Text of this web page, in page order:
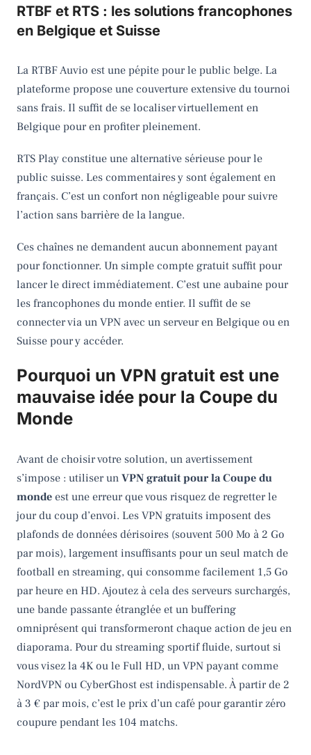
RTBF et RTS : les solutions francophones
en Belgique et Suisse
La RTBF Auvio est une pépite pour le public belge. La
plateforme propose une couverture extensive du tournoi
sans frais. Il suffit de se localiser virtuellement en
Belgique pour en profiter pleinement.
RTS Play constitue une alternative sérieuse pour le
public suisse. Les commentaires y sont également en
français. C’est un confort non négligeable pour suivre
l’action sans barrière de la langue.
Ces chaînes ne demandent aucun abonnement payant
pour fonctionner. Un simple compte gratuit suffit pour
lancer le direct immédiatement. C’est une aubaine pour
les francophones du monde entier. Il suffit de se
connecter via un VPN avec un serveur en Belgique ou en
Suisse pour y accéder.
Pourquoi un VPN gratuit est une
mauvaise idée pour la Coupe du
Monde
Avant de choisir votre solution, un avertissement
s’impose : utiliser un VPN gratuit pour la Coupe du
monde est une erreur que vous risquez de regretter le
jour du coup d’envoi. Les VPN gratuits imposent des
plafonds de données dérisoires (souvent 500 Mo à 2 Go
par mois), largement insuffisants pour un seul match de
football en streaming, qui consomme facilement 1,5 Go
par heure en HD. Ajoutez à cela des serveurs surchargés,
une bande passante étranglée et un buffering
omniprésent qui transformeront chaque action de jeu en
diaporama. Pour du streaming sportif fluide, surtout si
vous visez la 4K ou le Full HD, un VPN payant comme
NordVPN ou CyberGhost est indispensable. À partir de 2
à 3 € par mois, c’est le prix d’un café pour garantir zéro
coupure pendant les 104 matchs.